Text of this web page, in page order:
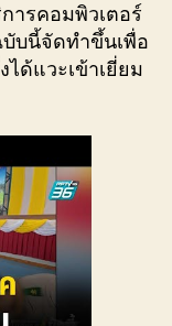
ารคอมพิวเตอร์
บนี้จัดทำขึ้นเพื่อ
ด้แวะเข้าเยี่ยม